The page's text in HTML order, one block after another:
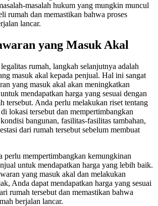
masalah hukum yang mungkin muncul
rumah dan memastikan bahwa proses
lancar.
yang Masuk Akal
rumah, langkah selanjutnya adalah
masuk akal kepada penjual. Hal ini sangat
yang masuk akal akan meningkatkan
mendapatkan harga yang sesuai dengan
tersebut. Anda perlu melakukan riset tentang
lokasi tersebut dan mempertimbangkan
bangunan, fasilitas-fasilitas tambahan,
dari rumah tersebut sebelum membuat
perlu mempertimbangkan kemungkinan
untuk mendapatkan harga yang lebih baik.
yang masuk akal dan melakukan
Anda dapat mendapatkan harga yang sesuai
rumah tersebut dan memastikan bahwa
berjalan lancar.